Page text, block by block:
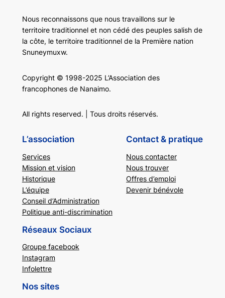
Nous reconnaissons que nous travaillons sur le
territoire traditionnel et non cédé des peuples salish de
la côte, le territoire traditionnel de la Première nation
Snuneymuxw.
Copyright © 1998-2025 L’Association des
francophones de Nanaimo.
All rights reserved. | Tous droits réservés.
L’association
Services
Mission et vision
Historique
L’équipe
Conseil d’Administration
Politique anti-discrimination
Contact & pratique
Nous contacter
Nous trouver
Offres d’emploi
Devenir bénévole
Réseaux Sociaux
Groupe facebook
Instagram
Infolettre
Nos sites